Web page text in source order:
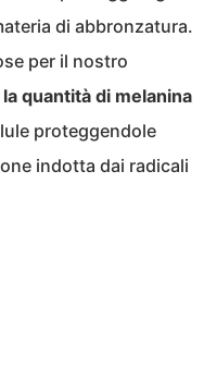
di abbronzatura.
per il nostro
quantità di melanina
proteggendole
indotta dai radicali